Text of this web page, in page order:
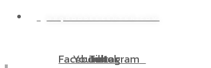
Facebook
Youtube
Tiktok
Instagram